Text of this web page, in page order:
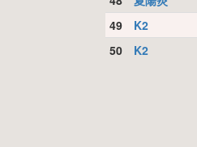
49 K2
50 K2